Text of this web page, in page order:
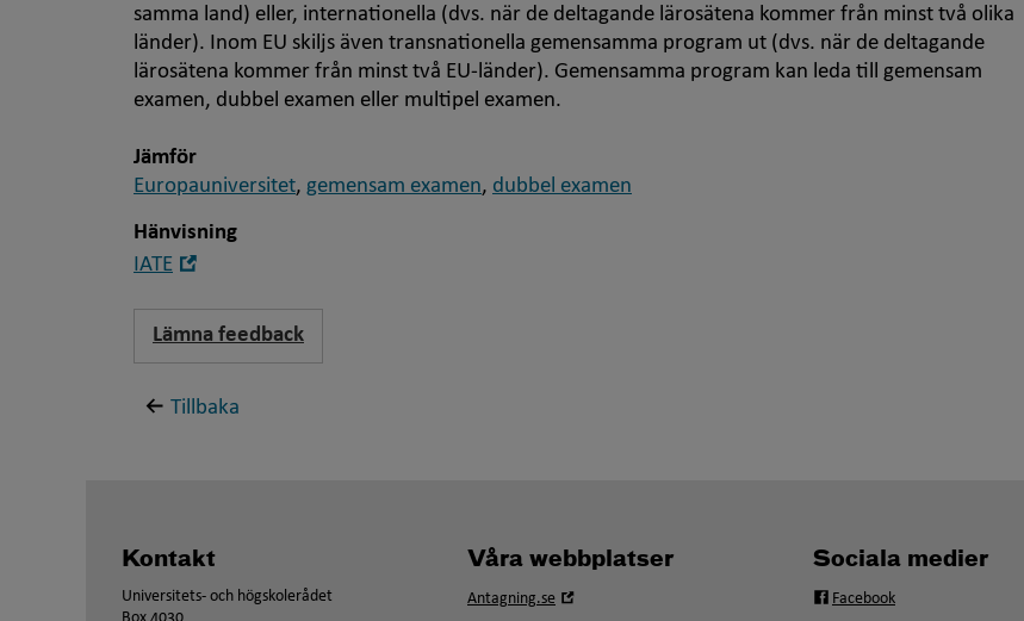
samma land) eller, internationella (dvs. när de deltagande lärosätena kommer från minst två olika
länder). Inom EU skiljs även transnationella gemensamma program ut (dvs. när de deltagande
lärosätena kommer från minst två EU-länder). Gemensamma program kan leda till gemensam
examen, dubbel examen eller multipel examen.
Jämför
Europauniversitet, gemensam examen, dubbel examen
Hänvisning
IATE
nytt
fönster
Lämna feedback
Tillbaka
Kontakt
Universitets- och högskolerådet
Våra webbplatser
Antagning.se
Sociala medier
Facebook